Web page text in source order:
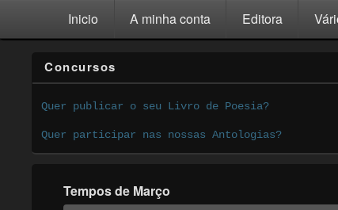
Inicio A minha conta Editora
Concursos
Quer publicar o seu Livro de Poesia?
Quer participar nas nossas Antologias?
Tempos de Março